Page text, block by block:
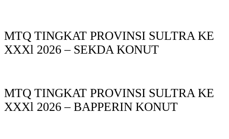
MTQ TINGKAT PROVINSI SULTRA KE
XXXl 2026 – SEKDA KONUT
MTQ TINGKAT PROVINSI SULTRA KE
XXXl 2026 – BAPPERIN KONUT